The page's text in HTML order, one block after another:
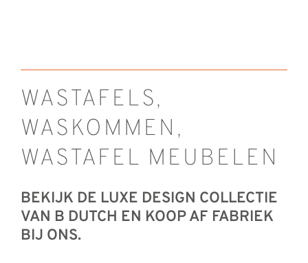
WASTAFELS,
WASKOMMEN,
WASTAFEL MEUBELEN
BEKIJK DE LUXE DESIGN COLLECTIE
VAN B DUTCH EN KOOP AF FABRIEK
BIJ ONS.